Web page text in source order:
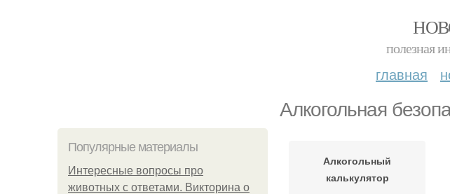
полезная
главная
Алкогольная
Популярные материалы
Интересные вопросы про
животных с ответами. Викторина о
Алкогольный
калькулятор